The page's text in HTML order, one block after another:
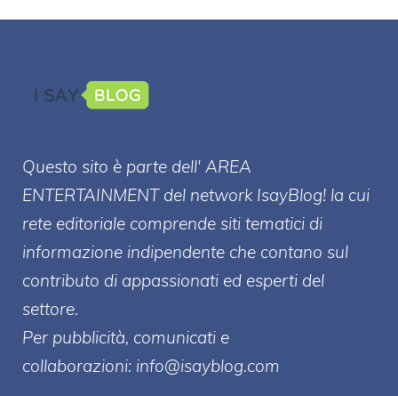
Questo sito è parte dell' AREA
ENTERTAINMENT del network IsayBlog! la cui
rete editoriale comprende siti tematici di
informazione indipendente che contano sul
contributo di appassionati ed esperti del
settore.
Per pubblicità, comunicati e
collaborazioni: info@isayblog.com